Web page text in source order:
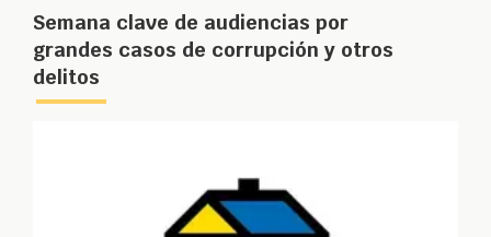
Semana clave de audiencias por
grandes casos de corrupción y otros
delitos